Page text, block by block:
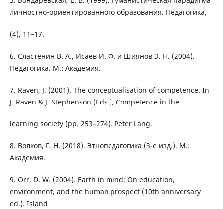
личностно-ориентированного образования. Педагогика,
(4), 11–17.
6. Сластенин В. А., Исаев И. Ф. и Шиянов Э. Н. (2004).
Педагогика. М.: Академия.
7. Raven, J. (2001). The conceptualisation of competence. In
J. Raven & J. Stephenson (Eds.), Competence in the
learning society (pp. 253–274). Peter Lang.
8. Волков, Г. Н. (2018). Этнопедагогика (3-е изд.). М.:
Академия.
9. Orr, D. W. (2004). Earth in mind: On education,
environment, and the human prospect (10th anniversary
ed.). Island